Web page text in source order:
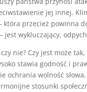
jej innej.
która przecież powinna
jest wykluczający,
nie? Czy jest może
stawia godność i
ochrania wolność
stosunki